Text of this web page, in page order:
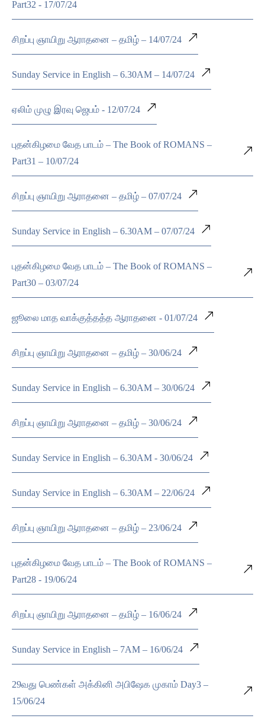
Part32 - 17/07/24
சிறப்பு ஞாயிறு ஆராதனை – தமிழ் – 14/07/24
Sunday Service in English – 6.30AM – 14/07/24
ஏலிம் முழு இரவு ஜெபம் - 12/07/24
புதன்கிழமை வேத பாடம் – The Book of ROMANS –
Part31 – 10/07/24
சிறப்பு ஞாயிறு ஆராதனை – தமிழ் – 07/07/24
Sunday Service in English – 6.30AM – 07/07/24
புதன்கிழமை வேத பாடம் – The Book of ROMANS –
Part30 – 03/07/24
ஜூலை மாத வாக்குத்தத்த ஆராதனை - 01/07/24
சிறப்பு ஞாயிறு ஆராதனை – தமிழ் – 30/06/24
Sunday Service in English – 6.30AM – 30/06/24
சிறப்பு ஞாயிறு ஆராதனை – தமிழ் – 30/06/24
Sunday Service in English – 6.30AM - 30/06/24
Sunday Service in English – 6.30AM – 22/06/24
சிறப்பு ஞாயிறு ஆராதனை – தமிழ் – 23/06/24
புதன்கிழமை வேத பாடம் – The Book of ROMANS –
Part28 - 19/06/24
சிறப்பு ஞாயிறு ஆராதனை – தமிழ் – 16/06/24
Sunday Service in English – 7AM – 16/06/24
29வது பெண்கள் அக்கினி அபிஷேக முகாம் Day3 –
15/06/24